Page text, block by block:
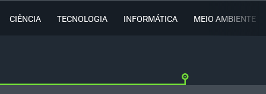
CIÊNCIA TECNOLOGIA INFORMÁTICA MEIO AMBIENTE